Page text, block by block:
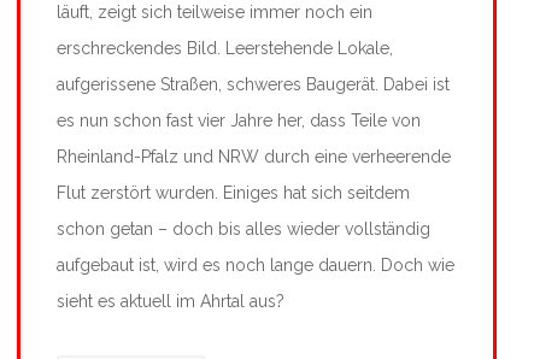
läuft, zeigt sich teilweise immer noch ein
erschreckendes Bild. Leerstehende Lokale,
aufgerissene Straßen, schweres Baugerät. Dabei ist
es nun schon fast vier Jahre her, dass Teile von
Rheinland-Pfalz und NRW durch eine verheerende
Flut zerstört wurden. Einiges hat sich seitdem
schon getan – doch bis alles wieder vollständig
aufgebaut ist, wird es noch lange dauern. Doch wie
sieht es aktuell im Ahrtal aus?